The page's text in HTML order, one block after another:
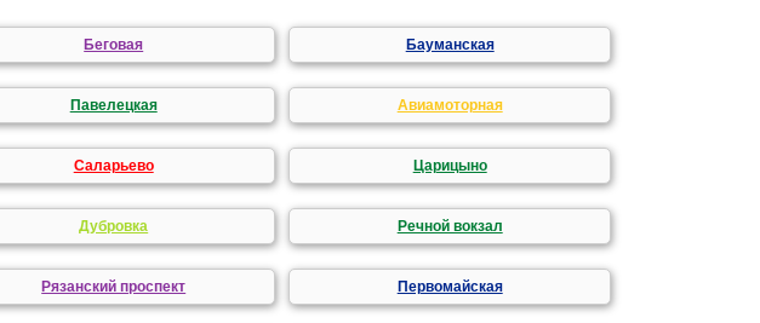
Беговая Бауманская
Павелецкая Авиамоторная
Саларьево Царицыно
Дубровка Речной вокзал
Рязанский проспект Первомайская